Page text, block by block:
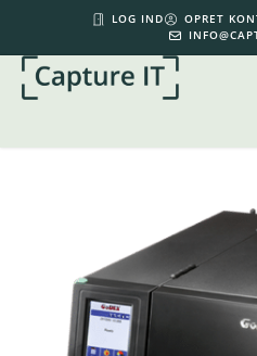
LOG IND OPRET
500,00KR.
MERE FOR
SE KURV